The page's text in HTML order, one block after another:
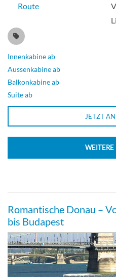
Route
Innenkabine ab
Aussenkabine ab
Balkonkabine ab
Suite ab
JETZT
WEITERE
Romantische Donau –
bis Budapest